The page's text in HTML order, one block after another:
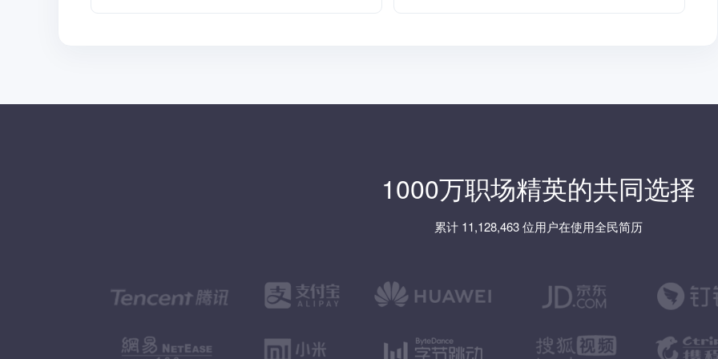
1000万职场精英的共同选择
累计 11,128,463 位用户在使用全民简历